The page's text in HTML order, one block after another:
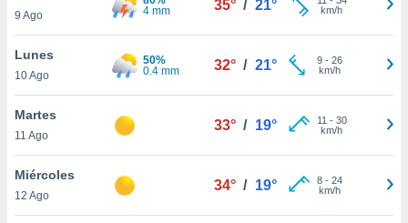
más
nuestra
y
de
9 Ago
4 mm
35° / 21°
km/h
Lunes
10 Ago
50%
0.4 mm
32° / 21° 9- 26
km/h
Martes
11 Ago
33° / 19° 11 - 30
km/h
Miércoles
12 Ago
34° / 19° 8- 24
km/h